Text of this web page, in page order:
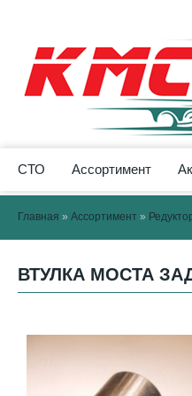
СТО Ассортимент
Главная » Ассортимент »
ВТУЛКА МОСТА